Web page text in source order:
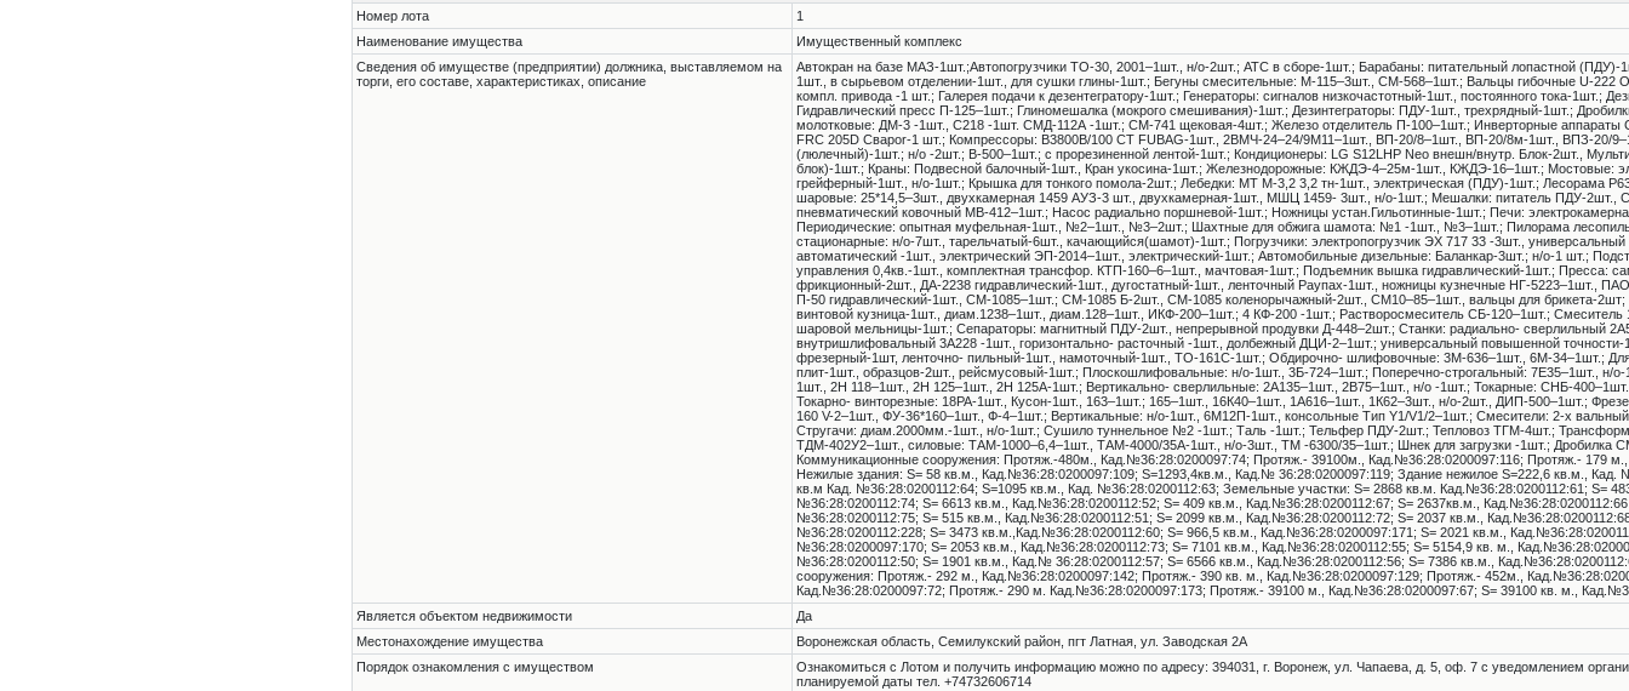
Номер лота
1
Наименование имущества
Имущественный комплекс
Cведения об имуществе (предприятии) должника, выставляемом на
торги, его составе, характеристиках, описание
Автокран на базе МАЗ-1шт.;Автопогрузчики ТО-30, 2001–1шт., н/о-2шт.; АТС в сборе-1шт.; Барабаны: питательный лопастной (ПДУ)-
1шт., в сырьевом отделении-1шт., для сушки глины-1шт.; Бегуны смесительные: М-115–3шт., СМ-568–1шт.; Вальцы гибочные U-222
компл. привода -1 шт.; Галерея подачи к дезентегратору-1шт.; Генераторы: сигналов низкочастотный-1шт., постоянного тока-1шт.;
Гидравлический пресс П-125–1шт.; Глиномешалка (мокрого смешивания)-1шт.; Дезинтеграторы: ПДУ-1шт., трехрядный-1шт.;
молотковые: ДМ-3 -1шт., С218 -1шт. СМД-112А -1шт.; СМ-741 щековая-4шт.; Железо отделитель П-100–1шт.; Инверторные аппараты
FRC 205D Cвароr-1 шт.; Компрессоры: В3800В/100 CT FUBAG-1шт., 2ВМЧ-24–24/9М11–1шт., ВП-20/8–1шт., ВП-20/8м-1шт., ВПЗ-20/
(люлечный)-1шт.; н/о -2шт.; В-500–1шт.; с прорезиненной лентой-1шт.; Кондиционеры: LG S12LHP Neo внешн/внутр. Блок-2шт.,
блок)-1шт.; Краны: Подвесной балочный-1шт., Кран укосина-1шт.; Железнодорожные: КЖДЭ-4–25м-1шт., КЖДЭ-16–1шт.; Мостовые:
грейферный-1шт., н/о-1шт.; Крышка для тонкого помола-2шт.; Лебедки: МТ М-3,2 3,2 тн-1шт., электрическая (ПДУ)-1шт.; Лесорама
шаровые: 25*14,5–3шт., двухкамерная 1459 АУЗ-3 шт., двухкамерная-1шт., МШЦ 1459- 3шт., н/о-1шт.; Мешалки: питатель ПДУ-2шт.,
пневматический ковочный МВ-412–1шт.; Насос радиально поршневой-1шт.; Ножницы устан.Гильотинные-1шт.; Печи:
Периодические: опытная муфельная-1шт., №2–1шт., №3–2шт.; Шахтные для обжига шамота: №1 -1шт., №3–1шт.; Пилорама
стационарные: н/о-7шт., тарельчатый-6шт., качающийся(шамот)-1шт.; Погрузчики: электропогрузчик ЭХ 717 33 -3шт.,
автоматический -1шт., электрический ЭП-2014–1шт., электрический-1шт.; Автомобильные дизельные: Баланкар-3шт.; н/о-1 шт.;
управления 0,4кв.-1шт., комплектная трансфор. КТП-160–6–1шт., мачтовая-1шт.; Подъемник вышка гидравлический-1шт.; Пресса:
фрикционный-2шт., ДА-2238 гидравлический-1шт., дугостатный-1шт., ленточный Раупах-1шт., ножницы кузнечные НГ-5223–1шт.,
П-50 гидравлический-1шт., СМ-1085–1шт.; СМ-1085 Б-2шт., СМ-1085 коленорычажный-2шт., СМ10–85–1шт., вальцы для брикета-
винтовой кузница-1шт., диам.1238–1шт., диам.128–1шт., ИКФ-200–1шт.; 4 КФ-200 -1шт.; Растворосмеситель СБ-120–1шт.; Смеситель
шаровой мельницы-1шт.; Сепараторы: магнитный ПДУ-2шт., непрерывной продувки Д-448–2шт.; Станки: радиально- сверлильный
внутришлифовальный 3А228 -1шт., горизонтально- расточный -1шт., долбежный ДЦИ-2–1шт.; универсальный повышенной
фрезерный-1шт, ленточно- пильный-1шт., намоточный-1шт., ТО-161С-1шт.; Обдирочно- шлифовочные: 3М-636–1шт., 6М-34–1шт.; Для
плит-1шт., образцов-2шт., рейсмусовый-1шт.; Плоскошлифовальные: н/о-1шт., 3Б-724–1шт.; Поперечно-строгальный: 7Е35–1шт., н/
1шт., 2Н 118–1шт., 2Н 125–1шт., 2Н 125А-1шт.; Вертикально- сверлильные: 2А135–1шт., 2В75–1шт., н/о -1шт.; Токарные: СНБ-
Токарно- винторезные: 18РА-1шт., Кусон-1шт., 163–1шт.; 165–1шт., 16К40–1шт., 1А616–1шт., 1К62–3шт., н/о-2шт., ДИП-500–1шт.;
160 V-2–1шт., ФУ-36*160–1шт., Ф-4–1шт.; Вертикальные: н/о-1шт., 6М12П-1шт., консольные Тип Y1/V1/2–1шт.; Смесители: 2-х
Стругачи: диам.2000мм.-1шт., н/о-1шт.; Сушило туннельное №2 -1шт.; Таль -1шт.; Тельфер ПДУ-2шт.; Тепловоз ТГМ-4шт.;
ТДМ-402У2–1шт., силовые: ТАМ-1000–6,4–1шт., ТАМ-4000/35А-1шт., н/о-3шт., ТМ -6300/35–1шт.; Шнек для загрузки -1шт.; Дробилка
Коммуникационные сооружения: Протяж.-480м., Кад.№36:28:0200097:74; Протяж.- 39100м., Кад.№36:28:0200097:116; Протяж.- 179
Нежилые здания: S= 58 кв.м., Кад.№36:28:0200097:109; S=1293,4кв.м., Кад.№ 36:28:0200097:119; Здание нежилое S=222,6 кв.м., Кад.
кв.м Кад. №36:28:0200112:64; S=1095 кв.м., Кад. №36:28:0200112:63; Земельные участки: S= 2868 кв.м. Кад.№36:28:0200112:61; S=
№36:28:0200112:74; S= 6613 кв.м., Кад.№36:28:0200112:52; S= 409 кв.м., Кад.№36:28:0200112:67; S= 2637кв.м.,
№36:28:0200112:75; S= 515 кв.м., Кад.№36:28:0200112:51; S= 2099 кв.м., Кад.№36:28:0200112:72; S= 2037 кв.м.,
№36:28:0200112:228; S= 3473 кв.м.,Кад.№36:28:0200112:60; S= 966,5 кв.м., Кад.№36:28:0200097:171; S= 2021 кв.м.,
№36:28:0200097:170; S= 2053 кв.м., Кад.№36:28:0200112:73; S= 7101 кв.м., Кад.№36:28:0200112:55; S= 5154,9 кв. м.,
№36:28:0200112:50; S= 1901 кв.м., Кад.№ 36:28:0200112:57; S= 6566 кв.м., Кад.№36:28:0200112:56; S= 7386 кв.м.,
сооружения: Протяж.- 292 м., Кад.№36:28:0200097:142; Протяж.- 390 кв. м., Кад.№36:28:0200097:129; Протяж.- 452м.,
Кад.№36:28:0200097:72; Протяж.- 290 м. Кад.№36:28:0200097:173; Протяж.- 39100 м., Кад.№36:28:0200097:67; S= 39100 кв. м.,
Является объектом недвижимости
Да
Местонахождение имущества
Воронежская область, Семилукский район, пгт Латная, ул. Заводская 2А
Порядок ознакомления с имуществом
Ознакомиться с Лотом и получить информацию можно по адресу: 394031, г. Воронеж, ул. Чапаева, д. 5, оф. 7 с уведомлением
планируемой даты тел. +74732606714